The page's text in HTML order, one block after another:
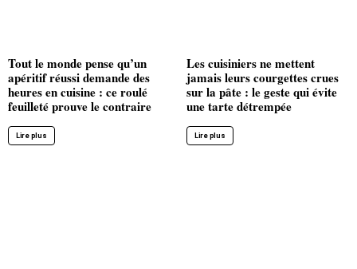
Tout le monde pense qu’un
apéritif réussi demande des
heures en cuisine : ce roulé
feuilleté prouve le contraire
Lire plus
Les cuisiniers ne mettent
jamais leurs courgettes crues
sur la pâte : le geste qui évite
une tarte détrempée
Lire plus